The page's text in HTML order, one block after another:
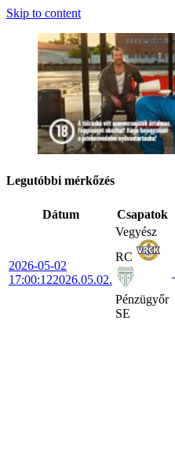
Skip to content
Legutóbbi mérkőzés
Dátum Csapatok
2026-05-02
17:00:122026.05.02.
Vegyész
RC
Pénzügyőr
SE